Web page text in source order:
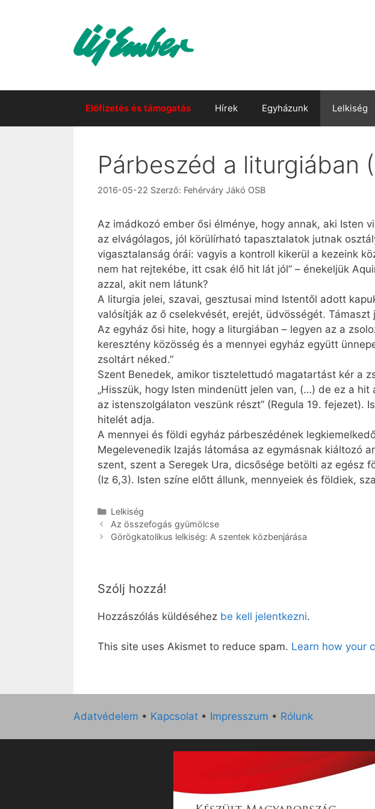
Előfizetés és támogatás Hírek Egyházunk Lelkiség
Párbeszéd a liturgiában
2016-05-22 Szerző: Fehérváry Jákó OSB
Az imádkozó ember ősi élménye, hogy annak, aki Isten
az elvágólagos, jól körülírható tapasztalatok jutnak
vigasztalanság órái: vagyis a kontroll kikerül a kezeink
nem hat rejtekébe, itt csak élő hit lát jól” – énekeljük
azzal, akit nem látunk?
A liturgia jelei, szavai, gesztusai mind Istentől adott
valósítják az ő cselekvését, erejét, üdvösségét.
Az egyház ősi hite, hogy a liturgiában – legyen az a
keresztény közösség és a mennyei egyház együtt
zsoltárt néked.”
Szent Benedek, amikor tisztelettudó magatartást kér a
„Hisszük, hogy Isten mindenütt jelen van, (…) de ez a
az istenszolgálaton veszünk részt” (Regula 19.
hitelét adja.
A mennyei és földi egyház párbeszédének
Megelevenedik Izajás látomása az egymásnak kiáltozó
szent, szent a Seregek Ura, dicsősége betölti az egész
(Iz 6,3). Isten színe előtt állunk, mennyeiek és földiek,
Kategória
Lelkiség
Az összefogás gyümölcse
Görögkatolikus lelkiség: A szentek közbenjárása
Szólj hozzá!
Hozzászólás küldéséhez be kell jelentkezni.
This site uses Akismet to reduce spam. Learn how your
Adatvédelem • Kapcsolat • Impresszum • Rólunk